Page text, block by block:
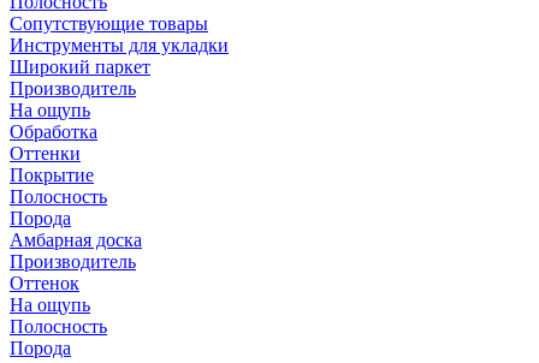
Сопутствующие товары
Инструменты для укладки
Широкий паркет
Производитель
На ощупь
Обработка
Оттенки
Покрытие
Полосность
Порода
Амбарная доска
Производитель
Оттенок
На ощупь
Полосность
Порода